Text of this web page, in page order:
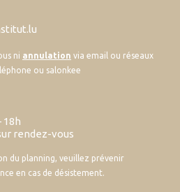
ni annulation via email ou réseaux
ou salonkee
18h
rendez-vous
du planning, veuillez prévenir
en cas de désistement.